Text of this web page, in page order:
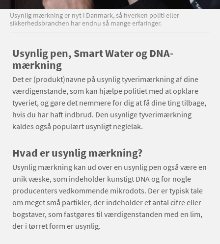
Usynlig mærkning er nyt i Danmark, så hverken politi eller
sikkerhedsbranchen har endnu så mange erfaringer.
Usynlig pen, Smart Water og DNA-
mærkning
Det er (produkt)navne på usynlig tyverimærkning af dine
værdigenstande, som kan hjælpe politiet med at opklare
tyveriet, og gøre det nemmere for dig at få dine ting tilbage,
hvis du har haft indbrud. Den usynlige tyverimærkning
kaldes også populært usynligt neglelak.
Hvad er usynlig mærkning?
Usynlig mærkning kan ud over en usynlig pen også være en
unik væske, som indeholder kunstigt DNA og for nogle
producenters vedkommende mikrodots. Der er typisk tale
om meget små partikler, der indeholder et antal cifre eller
bogstaver, som fastgøres til værdigenstanden med en lim,
der i tørret form er usynlig.